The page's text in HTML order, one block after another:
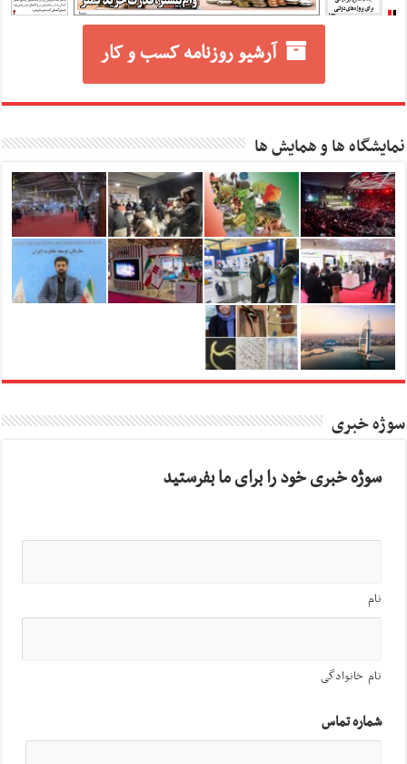
آرشیو روزنامه کسب و کار
نمایشگاه ها و همایش ها
سوژه خبری
سوژه خبری خود را برای ما بفرستید
نام
نام خانوادگی
شماره تماس